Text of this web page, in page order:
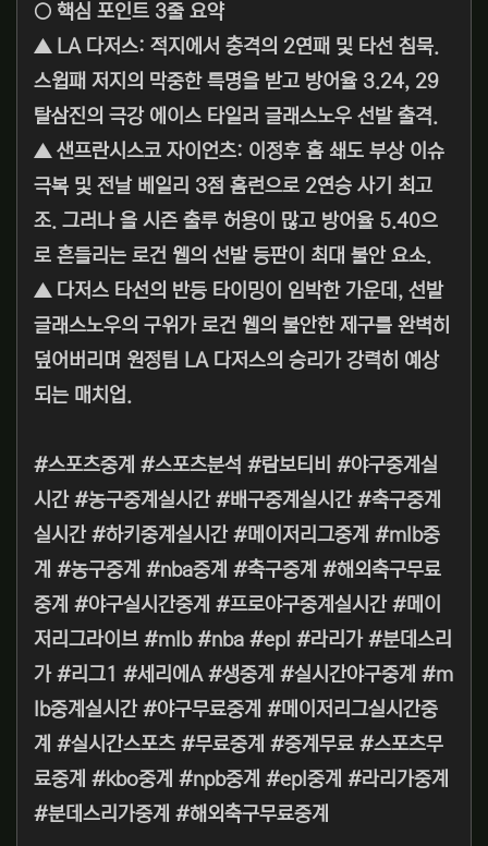
○ 핵심 포인트 3줄 요약
▲ LA 다저스: 적지에서 충격의 2연패 및 타선 침묵.
스윕패 저지의 막중한 특명을 받고 방어율 3.24, 29
탈삼진의 극강 에이스 타일러 글래스노우 선발 출격.
▲ 샌프란시스코 자이언츠: 이정후 홈 쇄도 부상 이슈
극복 및 전날 베일리 3점 홈런으로 2연승 사기 최고
조. 그러나 올 시즌 출루 허용이 많고 방어율 5.40으
로 흔들리는 로건 웹의 선발 등판이 최대 불안 요소.
▲ 다저스 타선의 반등 타이밍이 임박한 가운데, 선발
글래스노우의 구위가 로건 웹의 불안한 제구를 완벽히
덮어버리며 원정팀 LA 다저스의 승리가 강력히 예상
되는 매치업.
#스포츠중계 #스포츠분석 #람보티비 #야구중계실
시간 #농구중계실시간 #배구중계실시간 #축구중계
실시간 #하키중계실시간 #메이저리그중계 #mlb중
계 #농구중계 #nba중계 #축구중계 #해외축구무료
중계 #야구실시간중계 #프로야구중계실시간 #메이
저리그라이브 #mlb #nba #epl #라리가 #분데스리
가 #리그1 #세리에A #생중계 #실시간야구중계 #m
lb중계실시간 #야구무료중계 #메이저리그실시간중
계 #실시간스포츠 #무료중계 #중계무료 #스포츠무
료중계 #kbo중계 #npb중계 #epl중계 #라리가중계
#분데스리가중계 #해외축구무료중계